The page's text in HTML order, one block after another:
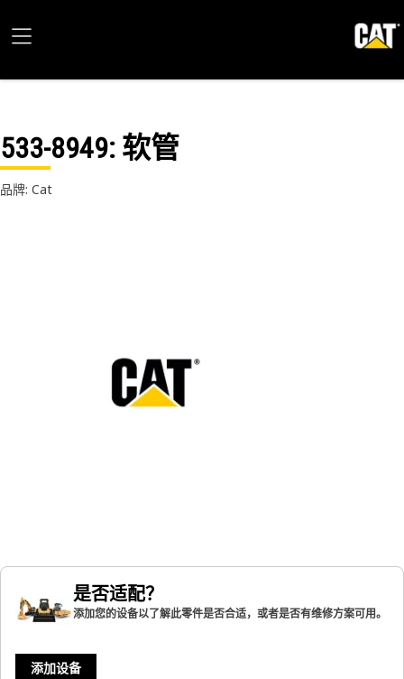
533-8949: 软管
品牌: Cat
是否适配？
添加您的设备以了解此零件是否合适，或者是否有维修方案可用。
添加设备